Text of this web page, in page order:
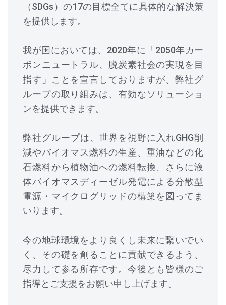
（SDGs）の17の目標全てに具体的な解決策
を提供します。
我が国においては、2020年に「2050年カー
ボンニュートラル、脱炭素社会の実現を目
指す」ことを宣言しておりますが、弊社グ
ループの取り組みは、有効なソリューショ
ンを提供できます。
弊社グループは、世界を視野に入れGHG削
減やバイオマス燃料の生産、重油などの化
石燃料から植物油への燃料転換、さらに液
体バイオマスディーゼル発電による分散型
電源・マイクログリッドの構築を図ってま
いります。
今の地球環境をより良くし未来に繋いでい
く、その礎を創ることに貢献できるよう、
尽力して参る所存です。今後とも皆様のご
指導とご支援をお願い申し上げます。